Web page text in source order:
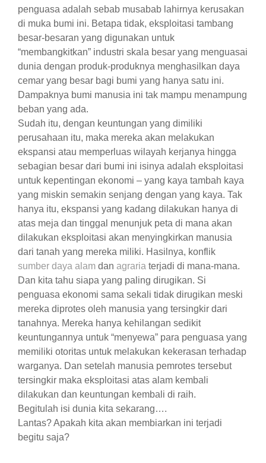
penguasa adalah sebab musabab lahirnya kerusakan
di muka bumi ini. Betapa tidak, eksploitasi tambang
besar-besaran yang digunakan untuk
“membangkitkan” industri skala besar yang menguasai
dunia dengan produk-produknya menghasilkan daya
cemar yang besar bagi bumi yang hanya satu ini.
Dampaknya bumi manusia ini tak mampu menampung
beban yang ada.
Sudah itu, dengan keuntungan yang dimiliki
perusahaan itu, maka mereka akan melakukan
ekspansi atau memperluas wilayah kerjanya hingga
sebagian besar dari bumi ini isinya adalah eksploitasi
untuk kepentingan ekonomi – yang kaya tambah kaya
yang miskin semakin senjang dengan yang kaya. Tak
hanya itu, ekspansi yang kadang dilakukan hanya di
atas meja dan tinggal menunjuk peta di mana akan
dilakukan eksploitasi akan menyingkirkan manusia
dari tanah yang mereka miliki. Hasilnya, konflik
sumber daya alam dan agraria terjadi di mana-mana.
Dan kita tahu siapa yang paling dirugikan. Si
penguasa ekonomi sama sekali tidak dirugikan meski
mereka diprotes oleh manusia yang tersingkir dari
tanahnya. Mereka hanya kehilangan sedikit
keuntungannya untuk “menyewa” para penguasa yang
memiliki otoritas untuk melakukan kekerasan terhadap
warganya. Dan setelah manusia pemrotes tersebut
tersingkir maka eksploitasi atas alam kembali
dilakukan dan keuntungan kembali di raih.
Begitulah isi dunia kita sekarang….
Lantas? Apakah kita akan membiarkan ini terjadi
begitu saja?